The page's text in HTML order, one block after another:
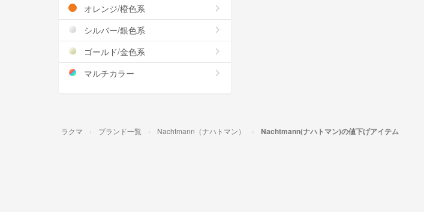
オレンジ/橙色系
シルバー/銀色系
ゴールド/金色系
マルチカラー
ラクマ ブランド一覧 Nachtmann（ナハトマン） Nachtmann(ナハトマン)の値下げアイテム